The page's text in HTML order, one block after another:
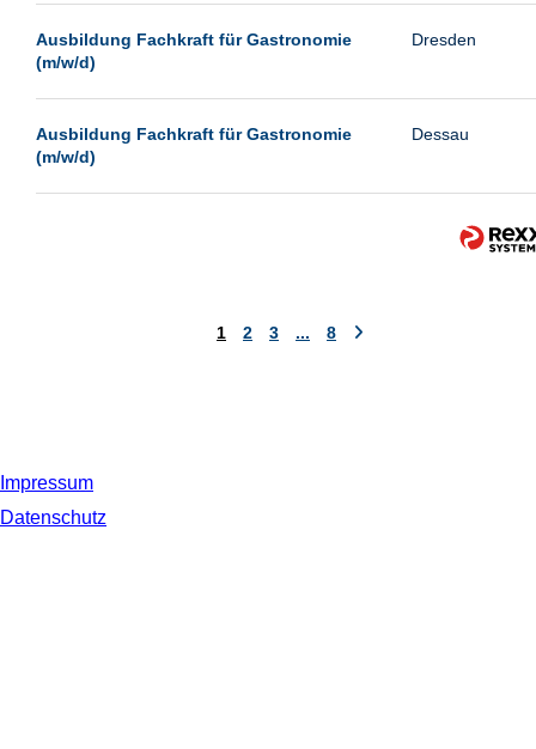
Ausbildung Fachkraft für Gastronomie
(m/w/d)
Dresden
Ausbildung Fachkraft für Gastronomie
(m/w/d)
Dessau
1 2 3 ... 8
Impressum
Datenschutz